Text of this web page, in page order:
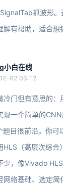
抓波形。
解有帮助，适合想
小白在线
02 03:12
冷门但有意思的：
现一个简单的
题目很前沿。你可
HLS（高层次综合
少，像Vivado
网络基础、选定简